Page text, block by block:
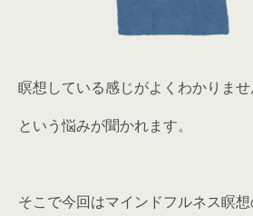
瞑想している感じがよくわかりませ
という悩みが聞かれます。
そこで今回はマインドフルネス瞑